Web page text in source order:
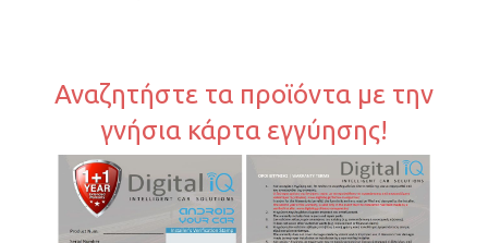
Αναζητήστε τα προϊόντα με την
γνήσια κάρτα εγγύησης!